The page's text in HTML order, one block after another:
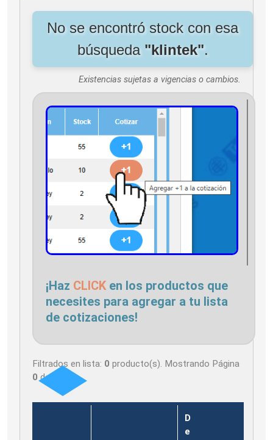
No se encontró stock con esa
búsqueda "klintek".
Existencias sujetas a vigencias o cambios.
¡Haz CLICK en los productos que
necesites para agregar a tu lista
de cotizaciones!
Filtrados en lista: 0 producto(s). Mostrando Página
0 de
D
e